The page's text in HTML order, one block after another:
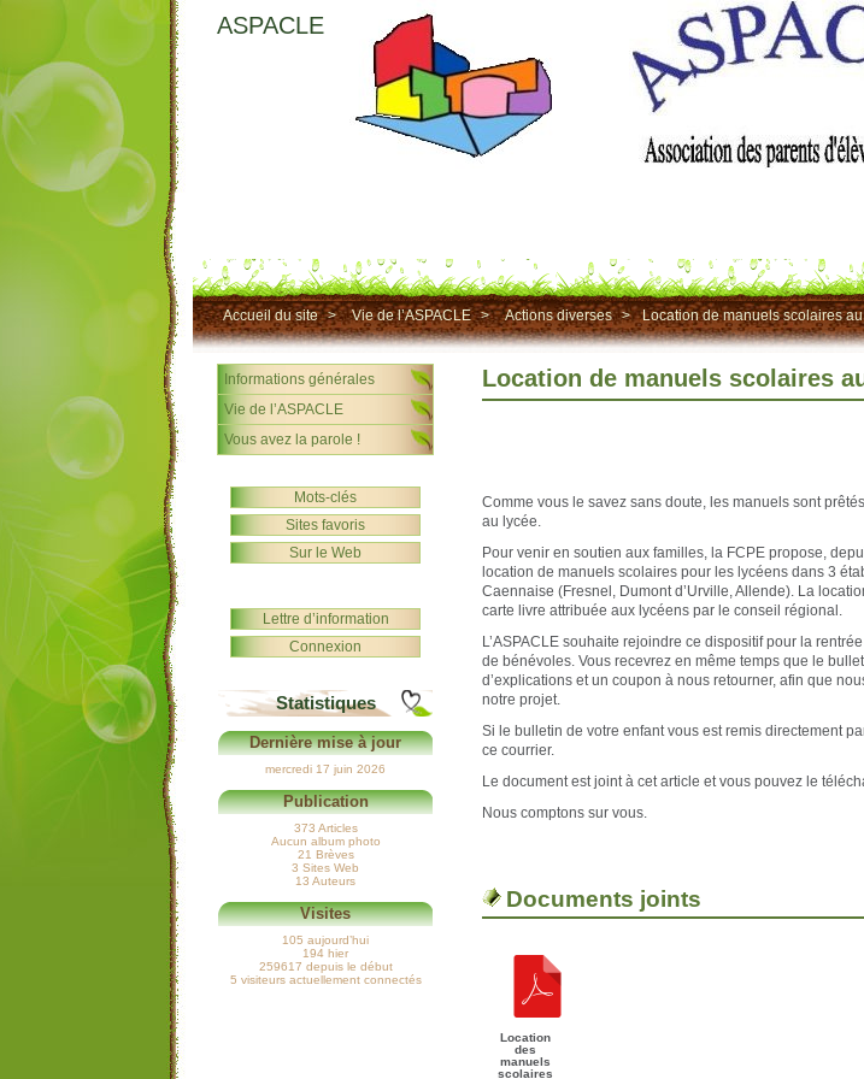
ASPACLE
Accueil du site > Vie de l’ASPACLE > Actions diverses > Location de manuels scolaires
Location de manuels scolaires
Comme vous le savez sans doute, les manuels sont
au lycée.
Pour venir en soutien aux familles, la FCPE propose,
location de manuels scolaires pour les lycéens dans 3
Caennaise (Fresnel, Dumont d’Urville, Allende). La
carte livre attribuée aux lycéens par le conseil régional.
L’ASPACLE souhaite rejoindre ce dispositif pour la
de bénévoles. Vous recevrez en même temps que le
d’explications et un coupon à nous retourner, afin que
notre projet.
Si le bulletin de votre enfant vous est remis directement
ce courrier.
Le document est joint à cet article et vous pouvez le
Nous comptons sur vous.
Documents joints
Location
des
manuels
scolaires
Informations générales
Vie de l’ASPACLE
Vous avez la parole !
Mots-clés
Sites favoris
Sur le Web
Lettre d’information
Connexion
Statistiques
Dernière mise à jour
mercredi 17 juin 2026
Publication
373 Articles
Aucun album photo
21 Brèves
3 Sites Web
13 Auteurs
Visites
105 aujourd’hui
194 hier
259617 depuis le début
5 visiteurs actuellement connectés